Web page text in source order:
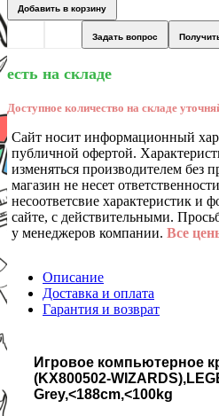
Добавить в корзину
Задать вопрос
есть на складе
Доступное количество на складе
Сайт носит информационный
публичной офертой.
изменяться производителем без
магазин не несет
несоответсвие характеристик и
сайте, с действительными.
у менеджеров компании. Все
Описание
Доставка и оплата
Гарантия и возврат
Игровое компьютерное
(KX800502-
Grey,<188cm,<100kg